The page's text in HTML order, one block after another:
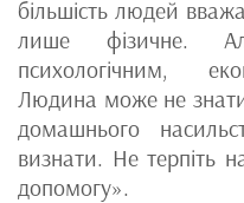
більшість людей
лише фізичне.
психологічним,
Людина може не
домашнього
визнати. Не терпіть
допомогу».